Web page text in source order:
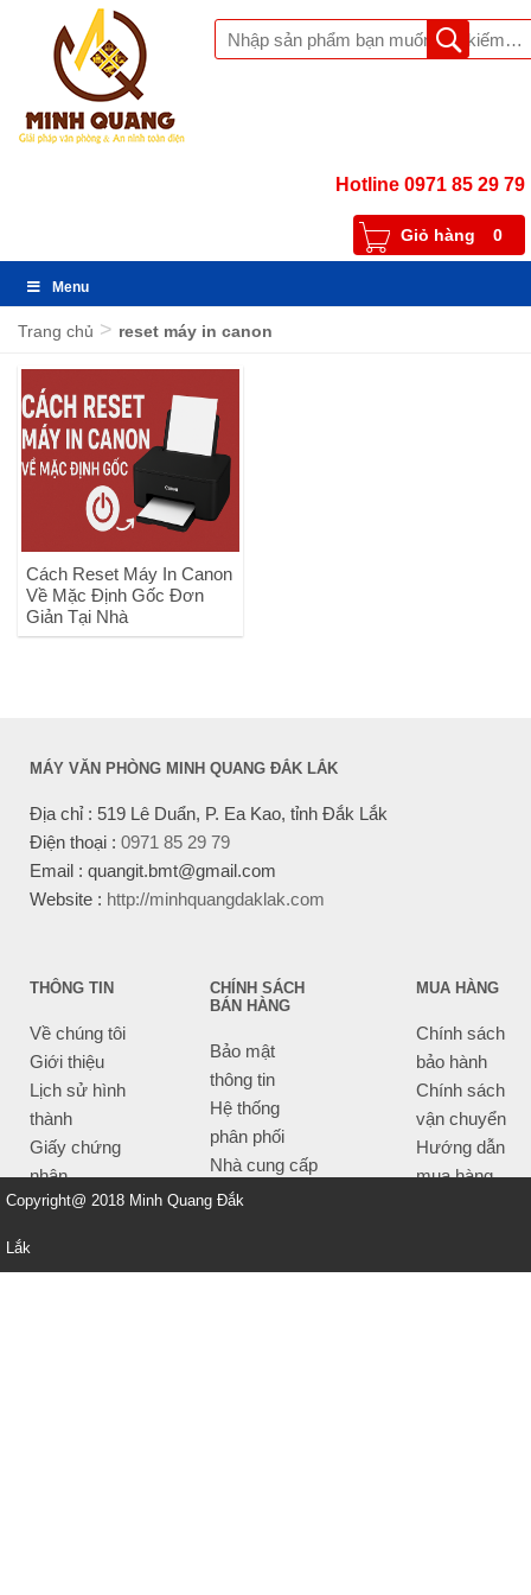
Hotline 0971 85 29 79
Giỏ hàng 0
Menu
Trang chủ > reset máy in canon
Cách Reset Máy In Canon
Về Mặc Định Gốc Đơn
Giản Tại Nhà
MÁY VĂN PHÒNG MINH QUANG ĐẮK LẮK
Địa chỉ : 519 Lê Duẩn, P. Ea Kao, tỉnh Đắk Lắk
Điện thoại : 0971 85 29 79
Email : quangit.bmt@gmail.com
Website : http://minhquangdaklak.com
THÔNG TIN
Về chúng tôi
Giới thiệu
Lịch sử hình
thành
Giấy chứng
nhận
CHÍNH SÁCH
BÁN HÀNG
Bảo mật
thông tin
Hệ thống
phân phối
Nhà cung cấp
Tiêu chí bán
MUA HÀNG
Chính sách
bảo hành
Chính sách
vận chuyển
Hướng dẫn
mua hàng
Copyright@ 2018 Minh Quang Đắk
Lắk